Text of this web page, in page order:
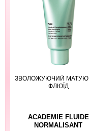
ЗВОЛОЖУЮЧИЙ
ФЛЮЇД
ACADEMIE FLUIDE
NORMALISANT